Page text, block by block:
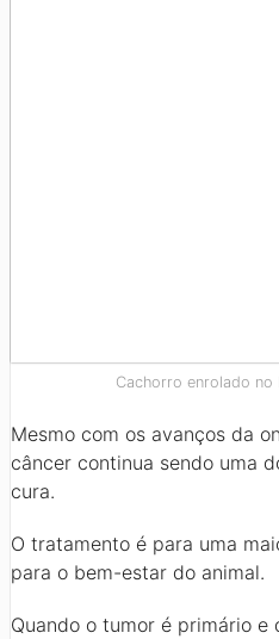
Cachorro enrolado no
Mesmo com os avanços da
câncer continua sendo uma
cura.
O tratamento é para uma
para o bem-estar do animal.
Quando o tumor é primário